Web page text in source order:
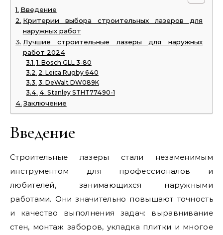
Введение
Критерии выбора строительных лазеров для
наружных работ
Лучшие строительные лазеры для наружных
работ 2024
1. Bosch GLL 3-80
2. Leica Rugby 640
3. DeWalt DW089K
4. Stanley STHT77490-1
Заключение
Введение
Строительные лазеры стали незаменимым
инструментом для профессионалов и
любителей, занимающихся наружными
работами. Они значительно повышают точность
и качество выполнения задач: выравнивание
стен, монтаж заборов, укладка плитки и многое